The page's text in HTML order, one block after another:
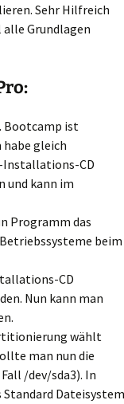
Sehr Hilfreich
Grundlagen
Bootcamp ist
habe gleich
Installations-CD
und kann im
Programm das
beim
CD
Nun kann man
wählt
man nun die
/dev/sda3). In
Dateisystem